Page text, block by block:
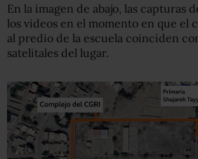
En la imagen de abajo, las capturas
los videos en el momento en que el
al predio de la escuela coinciden
satelitales del lugar.